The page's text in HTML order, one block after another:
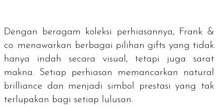
Dengan beragam koleksi perhiasannya, Frank &
co. menawarkan berbagai pilihan gifts yang tidak
hanya indah secara visual, tetapi juga sarat
makna. Setiap perhiasan memancarkan natural
brilliance dan menjadi simbol prestasi yang tak
terlupakan bagi setiap lulusan.